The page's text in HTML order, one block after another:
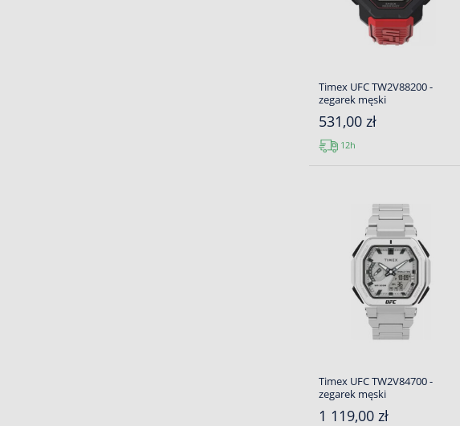
Timex UFC TW2V88200 -
zegarek męski
531,00 zł
12h
Timex UFC TW2V84700 -
zegarek męski
1 119,00 zł